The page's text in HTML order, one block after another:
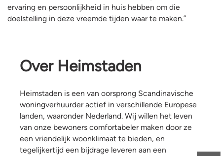
ervaring en persoonlijkheid in huis hebben om die
doelstelling in deze vreemde tijden waar te maken.”
Over Heimstaden
Heimstaden is een van oorsprong Scandinavische
woningverhuurder actief in verschillende Europese
landen, waaronder Nederland. Wij willen het leven
van onze bewoners comfortabeler maken door ze
een vriendelijk woonklimaat te bieden, en
tegelijkertijd een bijdrage leveren aan een